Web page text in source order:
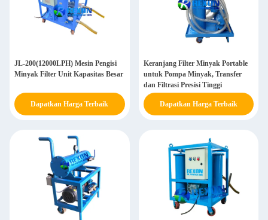
JL-200(12000LPH) Mesin Pengisi
Minyak Filter Unit Kapasitas Besar
Dapatkan Harga Terbaik
Keranjang Filter Minyak Portable
untuk Pompa Minyak, Transfer
dan Filtrasi Presisi Tinggi
Dapatkan Harga Terbaik